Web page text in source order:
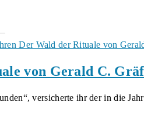
von Gerald C. Gräf
versicherte ihr der in die